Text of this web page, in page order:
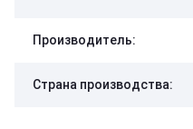
Производитель:
Страна производства: